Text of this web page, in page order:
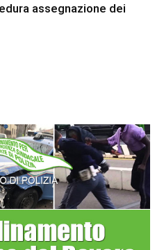
assegnazione dei